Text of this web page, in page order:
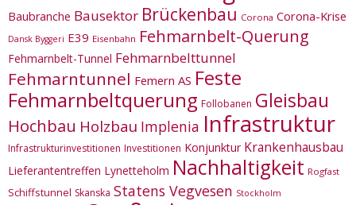
Baubranche Bausektor Brückenbau Corona Corona-Krise
Dansk Byggeri E39 Eisenbahn Fehmarnbelt-Querung
Fehmarnbelt-Tunnel Fehmarnbelttunnel
Fehmarntunnel Femern AS Feste
Fehmarnbeltquerung Follobanen Gleisbau
Hochbau Holzbau Implenia Infrastruktur
Infrastrukturinvestitionen Investitionen Konjunktur Krankenhausbau
Lieferantentreffen Lynetteholm Nachhaltigkeit Rogfast
Schiffstunnel Skanska Statens Vegvesen Stockholm